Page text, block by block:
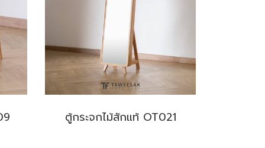
ตู้กระจกไม้สักแท้ OT021